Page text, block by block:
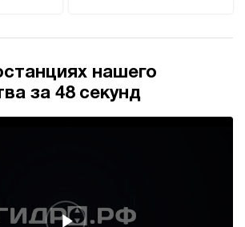
нашего
за 48 секунд